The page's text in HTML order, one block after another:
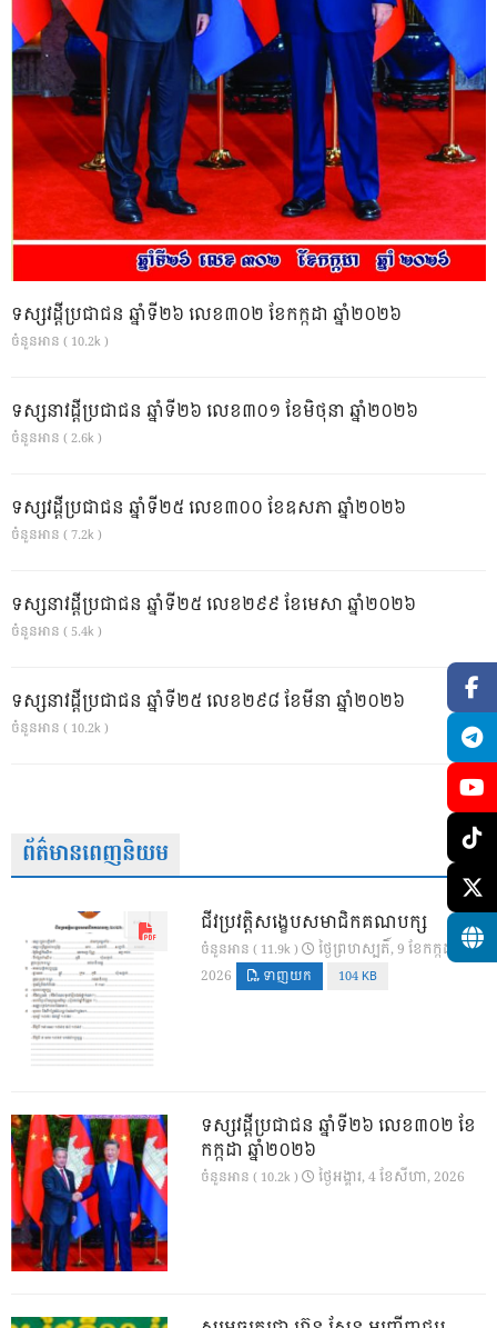
ទស្សវដ្តីប្រជាជន ឆ្នាំទី២៦ លេខ៣០២ ខែកក្កដា ឆ្នាំ២០២៦
ចំនួនអាន ( 10.2k )
ទស្សនាវដ្ដីប្រជាជន ឆ្នាំទី២៦ លេខ៣០១ ខែមិថុនា ឆ្នាំ២០២៦
ចំនួនអាន ( 2.6k )
ទស្សវដ្តីប្រជាជន ឆ្នាំទី២៥ លេខ៣០០ ខែឧសភា ឆ្នាំ២០២៦
ចំនួនអាន ( 7.2k )
ទស្សនាវដ្ដីប្រជាជន ឆ្នាំទី២៥ លេខ២៩៩ ខែមេសា ឆ្នាំ២០២៦
ចំនួនអាន ( 5.4k )
ទស្សនាវដ្ដីប្រជាជន ឆ្នាំទី២៥ លេខ២៩៨ ខែមីនា ឆ្នាំ២០២៦
ចំនួនអាន ( 10.2k )
ព័ត៌មានពេញនិយម
ជីវប្រវត្តិសង្ខេបសមាជិកគណបក្ស
ចំនួនអាន ( 11.9k )
ថ្ងៃ​ព្រហស្បតិ៍, 9 ខែ​កក្កដា,
2026
ទាញយក 104 KB
ទស្សវដ្តីប្រជាជន ឆ្នាំទី២៦ លេខ៣០២ ខែ
កក្កដា ឆ្នាំ២០២៦
ចំនួនអាន ( 10.2k ) ថ្ងៃ​អង្គារ, 4 ខែ​សីហា, 2026